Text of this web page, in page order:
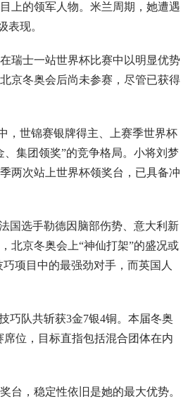
的领军人物。米兰周期，她遭遇
表现。
士一站世界杯比赛中以明显优势
京冬奥会后尚未参赛，尽管已获得
世锦赛银牌得主、上赛季世界杯
集团领奖”的竞争格局。小将刘梦
两次站上世界杯领奖台，已具备冲
选手勒德因脑部伤势、意大利新
北京冬奥会上“神仙打架”的盛况或
项目中的最强劲对手，而英国人
队共斩获3金7银4铜。本届冬奥
位，目标直指包括混合团体在内
，稳定性依旧是她的最大优势。